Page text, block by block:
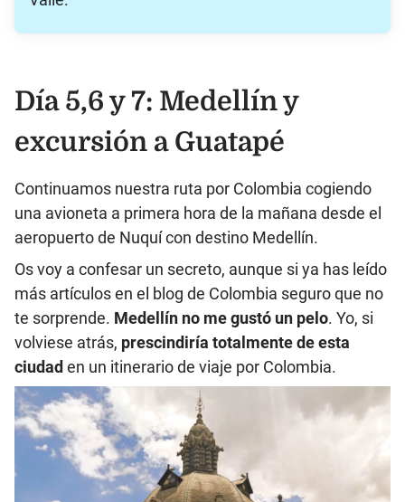
Día 5,6 y 7: Medellín y
excursión a Guatapé
Continuamos nuestra ruta por Colombia cogiendo
una avioneta a primera hora de la mañana desde el
aeropuerto de Nuquí con destino Medellín.
Os voy a confesar un secreto, aunque si ya has leído
más artículos en el blog de Colombia seguro que no
te sorprende. Medellín no me gustó un pelo. Yo, si
volviese atrás, prescindiría totalmente de esta
ciudad en un itinerario de viaje por Colombia.